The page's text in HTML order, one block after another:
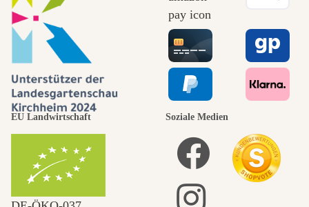
EU Landwirtschaft Soziale Medien